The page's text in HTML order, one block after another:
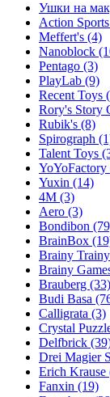
Ушки на
Action
Meffert's (4)
Nanoblock
Pentago (3)
PlayLab (9)
Recent Toys
Rory's Story
Rubik's (8)
Spirograph
Talent Toys
YoYoFactory
Yuxin (14)
4M (3)
Aero (3)
Bondibon
BrainBox
Brainy Trainy
Brainy
Brauberg (33)
Budi Basa
Calligrata (3)
Crystal
Delfbrick
Drei Magier
Erich Krause
Fanxin (19)